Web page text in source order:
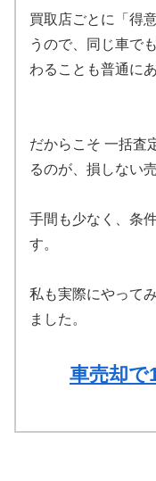
買取店ごとに「得
うので、同じ車で
わることも普通に
だからこそ 一括査
るのが、損しない売
手間も少なく、条
す。
私も実際にやって
ました。
車売却で